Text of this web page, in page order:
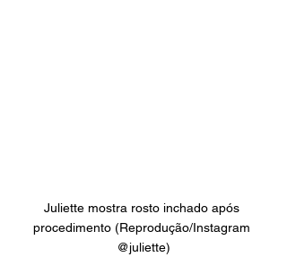
Juliette mostra rosto inchado após
procedimento (Reprodução/Instagram
@juliette)